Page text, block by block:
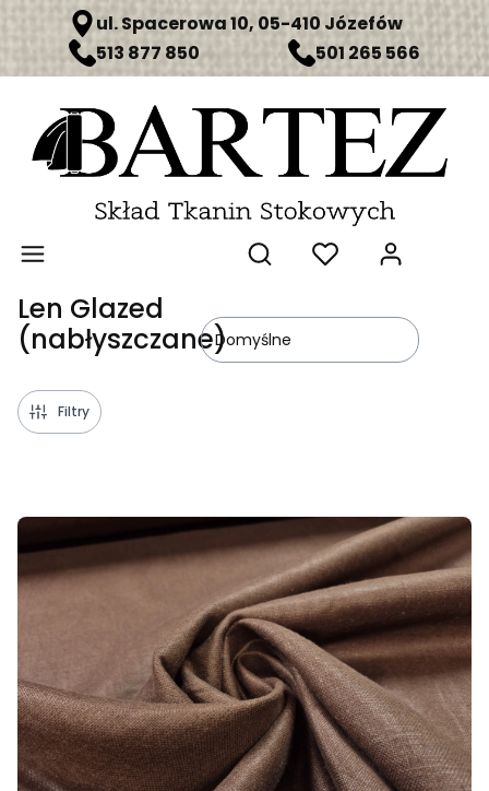
ul. Spacerowa 10, 05-410 Józefów
513 877 850
501 265 566
Otwórz wyszukiwarkę
Len Glazed
(nabłyszczane)Domyślne
Filtry